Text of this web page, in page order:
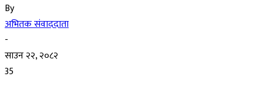
By
अभितक संवाददाता
-
साउन २२, २०८२
35